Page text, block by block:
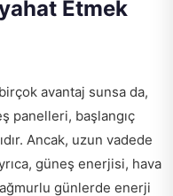
Etmek
avantaj sunsa da,
panelleri, başlangıç
Ancak, uzun vadede
güneş enerjisi, hava
günlerde enerji